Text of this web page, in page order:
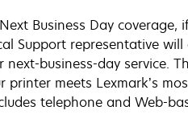
Business Day
Support representative
business-day service.
printer meets Lexmark’s
telephone and Web-